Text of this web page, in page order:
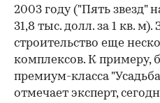
2003 году ("Пять звезд"
31,8 тыс. долл. за 1 кв. м).
строительство еще
комплексов. К примеру,
премиум-класса
отмечает эксперт,